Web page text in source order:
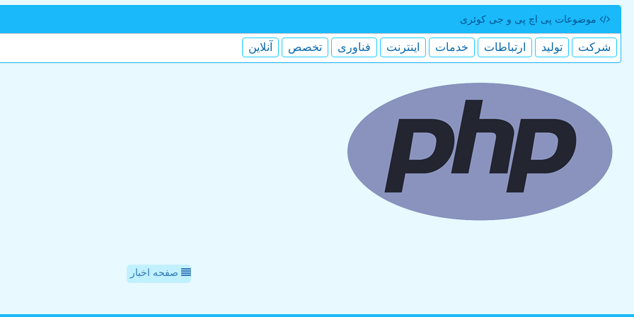
موضوعات پی اچ پی و جی كوئری
شركت تولید ارتباطات خدمات اینترنت فناوری تخصص آنلاین
صفحه اخبار